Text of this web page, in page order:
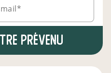
prévenu